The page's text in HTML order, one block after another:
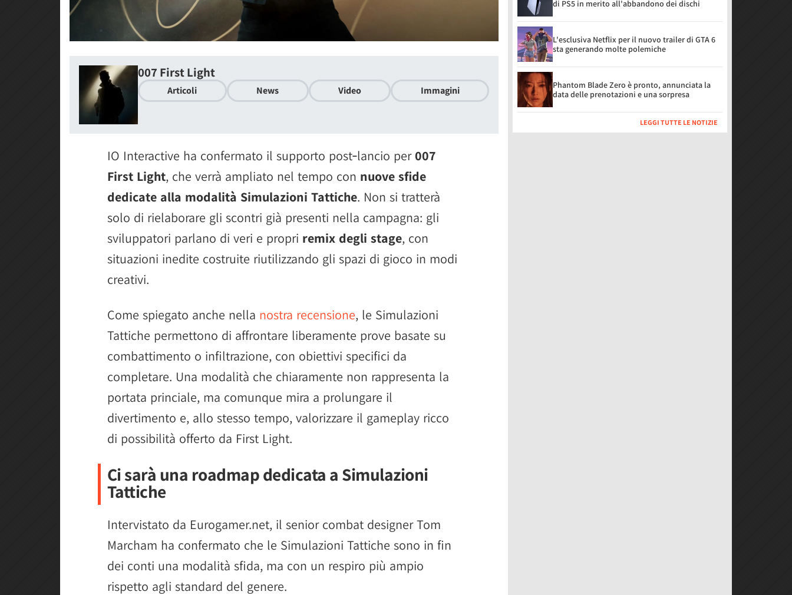
007 First Light
Articoli News Video Immagini
IO Interactive ha confermato il supporto post‑lancio per007
First Light, che verrà ampliato nel tempo con nuove sfide
dedicate alla modalità Simulazioni Tattiche. Non si tratterà
solo di rielaborare gli scontri già presenti nella campagna: gli
sviluppatori parlano di veri e propri remix degli stage, con
situazioni inedite costruite riutilizzando gli spazi di gioco in modi
creativi.
Come spiegato anche nella nostra recensione, le Simulazioni
Tattiche permettono di affrontare liberamente prove basate su
combattimento o infiltrazione, con obiettivi specifici da
completare. Una modalità che chiaramente non rappresenta la
portata princiale, ma comunque mira a prolungare il
divertimento e, allo stesso tempo, valorizzare il gameplay ricco
di possibilità offerto da First Light.
Ci sarà una roadmap dedicata a Simulazioni
Tattiche
Intervistato da Eurogamer.net, il senior combat designer Tom
Marcham ha confermato che le Simulazioni Tattiche sono in fin
dei conti una modalità sfida, ma con un respiro più ampio
rispetto agli standard del genere.
di PS5 in merito all'abbandono dei dischi
L'esclusiva Netflix per il nuovo trailer di GTA 6
sta generando molte polemiche
Phantom Blade Zero è pronto, annunciata la
data delle prenotazioni e una sorpresa
LEGGI TUTTE LE NOTIZIE